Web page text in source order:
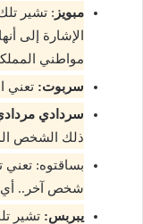
مبويز : تشير
الإشارة إلى
مواطني
سربوت: تعني
سردادي
ذلك الشخص
بساقتوه:
شخص آخر.. أي
يبربس: تشير